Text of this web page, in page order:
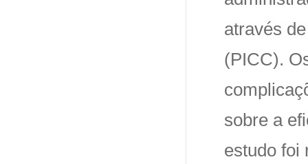
através
(PICC).
sobre a
estudo foi